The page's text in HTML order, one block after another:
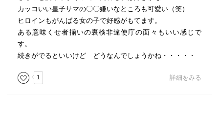
カッコいい皇子サマの〇〇嫌いなところも可愛い（笑）
ヒロインもがんばる女の子で好感がもてます。
ある意味くせ者揃いの裏検非違使庁の面々もいい感じで
す。
続きがでるといいけど どうなんでしょうかね・・・・・
1 詳細をみる